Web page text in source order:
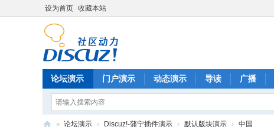
设为首页 收藏本站
论坛演示 门户演示 动态演示 导读 广播
» 论坛演示 › Discuz!-蒲宁插件演示 › 默认版块演示 › 中国